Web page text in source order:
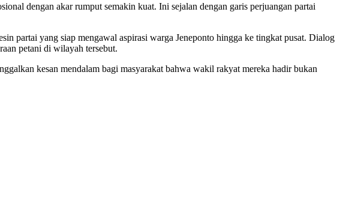
dengan akar rumput semakin kuat. Ini sejalan dengan garis perjuangan partai
partai yang siap mengawal aspirasi warga Jeneponto hingga ke tingkat pusat. Dialog
petani di wilayah tersebut.
kesan mendalam bagi masyarakat bahwa wakil rakyat mereka hadir bukan